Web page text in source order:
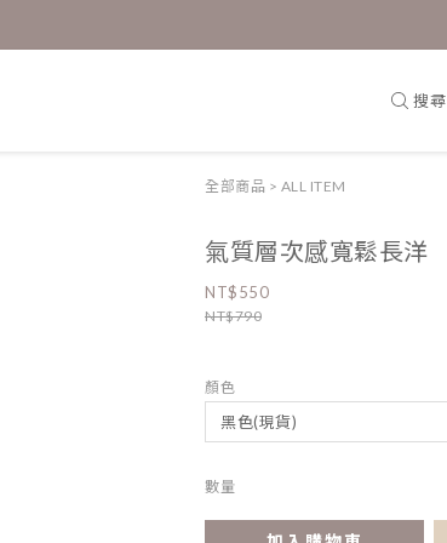
搜尋
全部商品 > ALL ITEM
氣質層次感寬鬆長洋
NT$550
NT$790
顏色
數量